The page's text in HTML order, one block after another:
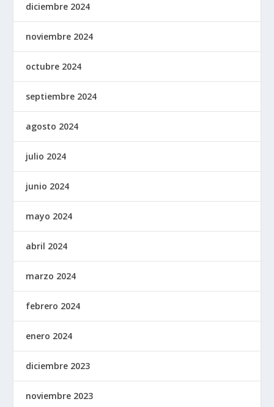
diciembre 2024
noviembre 2024
octubre 2024
septiembre 2024
agosto 2024
julio 2024
junio 2024
mayo 2024
abril 2024
marzo 2024
febrero 2024
enero 2024
diciembre 2023
noviembre 2023